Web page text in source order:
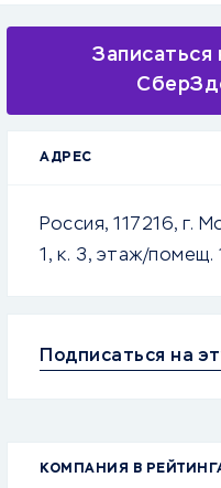
Записаться
АДРЕС
Россия, 117216, г.
1, к. 3, этаж/помещ.
Подписаться на
КОМПАНИЯ В